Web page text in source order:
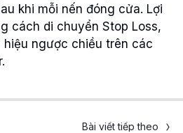
khi mỗi nến đóng cửa. Lợi
cách di chuyển Stop Loss,
hiệu ngược chiều trên các
Bài viết tiếp theo